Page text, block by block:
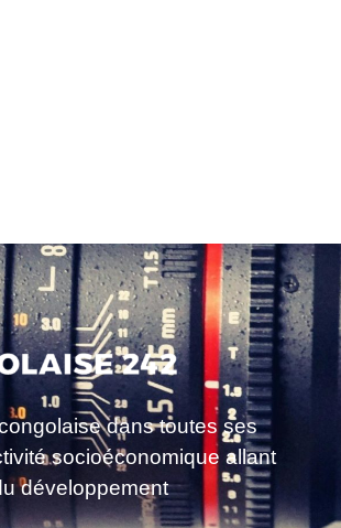
dans toutes ses
socioéconomique allant
développement